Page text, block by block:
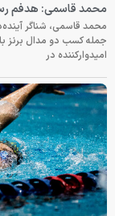
محمد قاسمی: هدفم رسیدن به فینال ۴۰۰ متر
محمد قاسمی، شناگر
جمله کسب دو مدال برنز
امیدوارکننده در